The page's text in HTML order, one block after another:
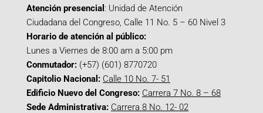
Atención presencial : Unidad de Atención
Ciudadana del Congreso, Calle 11 No. 5 – 60 Nivel 3
Horario de atención al público:
Lunes a Viernes de 8:00 am a 5:00 pm
Conmutador: (+57) (601) 8770720
Capitolio Nacional: Calle 10 No. 7- 51
Edificio Nuevo del Congreso: Carrera 7 No. 8 – 68
Sede Administrativa: Carrera 8 No. 12- 02